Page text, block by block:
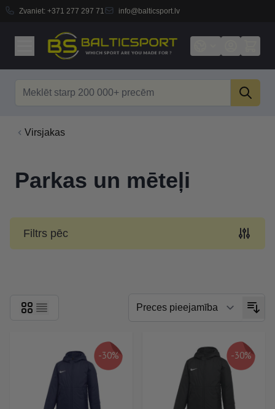
Zvaniet: +371 277 297 71 info@balticsport.lv
Virsjakas
Parkas un mēteļi
Filtrs pēc
-30% -30%